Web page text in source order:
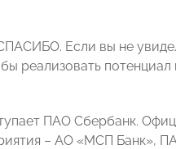
Если вы не
реализовать потенциал
ПАО Сбербанк.
– АО «МСП Банк»,